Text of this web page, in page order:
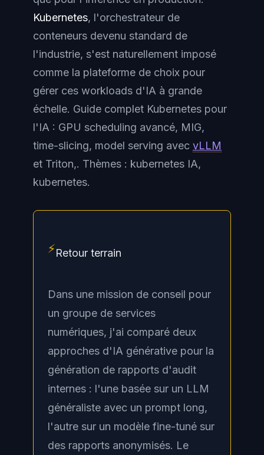
Kubernetes, l'orchestrateur de
conteneurs devenu standard de
l'industrie, s'est naturellement imposé
comme la plateforme de choix pour
gérer ces workloads d'IA à grande
échelle. Guide complet Kubernetes pour
l'IA : GPU scheduling avancé, MIG,
time-slicing, model serving avec vLLM
et Triton,. Thèmes : kubernetes IA,
kubernetes.
⚡Retour terrain
Dans une mission de conseil pour
un groupe de services
numériques, j'ai comparé deux
approches d'IA générative pour la
génération de rapports d'audit
internes : l'une basée sur un LLM
généraliste avec un prompt long,
l'autre sur un modèle fine-tuné sur
des rapports anonymisés. Le